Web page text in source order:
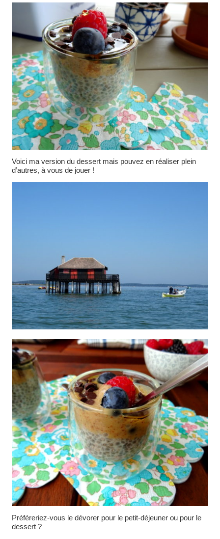
Voici ma version du dessert mais pouvez en réaliser plein
d’autres, à vous de jouer !
Préféreriez-vous le dévorer pour le petit-déjeuner ou pour le
dessert ?